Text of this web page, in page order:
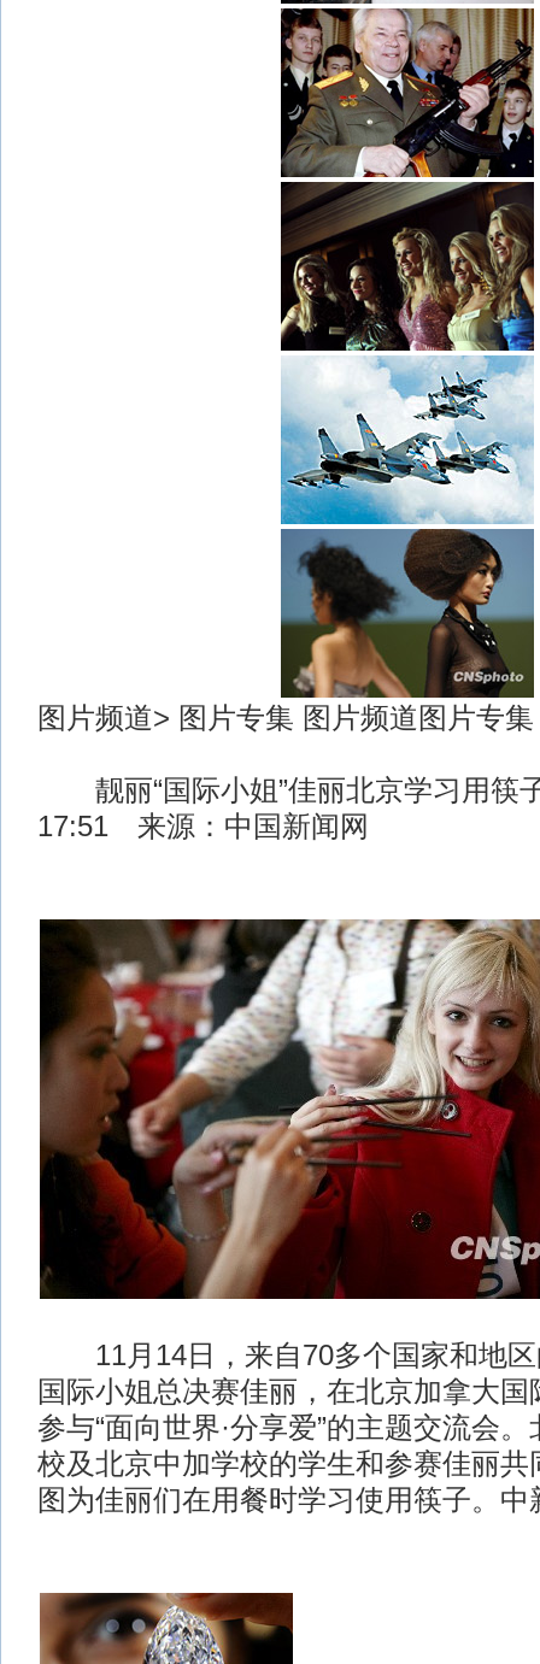
图片频道> 图片专集 图片频道图片专集
靓丽“国际小姐”佳丽北京学习用筷
17:51 来源：中国新闻网
11月14日，来自70多个国家和地区
国际小姐总决赛佳丽，在北京加拿大
参与“面向世界·分享爱”的主题交流会
校及北京中加学校的学生和参赛佳丽共
图为佳丽们在用餐时学习使用筷子。中